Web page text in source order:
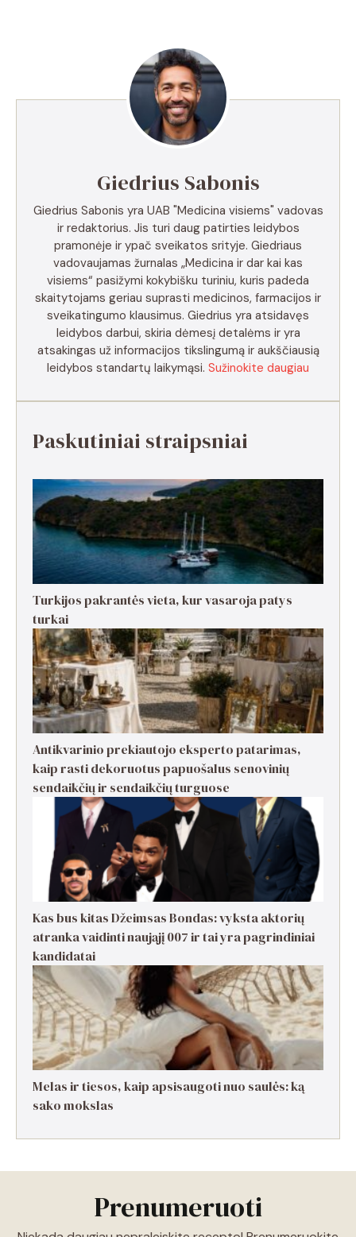
Giedrius Sabonis
Giedrius Sabonis yra UAB "Medicina visiems" vadovas
ir redaktorius. Jis turi daug patirties leidybos
pramonėje ir ypač sveikatos srityje. Giedriaus
vadovaujamas žurnalas „Medicina ir dar kai kas
visiems“ pasižymi kokybišku turiniu, kuris padeda
skaitytojams geriau suprasti medicinos, farmacijos ir
sveikatingumo klausimus. Giedrius yra atsidavęs
leidybos darbui, skiria dėmesį detalėms ir yra
atsakingas už informacijos tikslingumą ir aukščiausią
leidybos standartų laikymąsi. Sužinokite daugiau
Paskutiniai straipsniai
Turkijos pakrantės vieta, kur vasaroja patys
turkai
Antikvarinio prekiautojo eksperto patarimas,
kaip rasti dekoruotus papuošalus senovinių
sendaikčių ir sendaikčių turguose
Kas bus kitas Džeimsas Bondas: vyksta aktorių
atranka vaidinti naująjį 007 ir tai yra pagrindiniai
kandidatai
Melas ir tiesos, kaip apsisaugoti nuo saulės: ką
sako mokslas
Prenumeruoti